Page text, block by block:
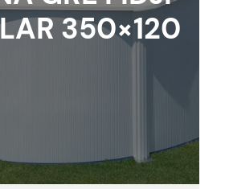
350×120